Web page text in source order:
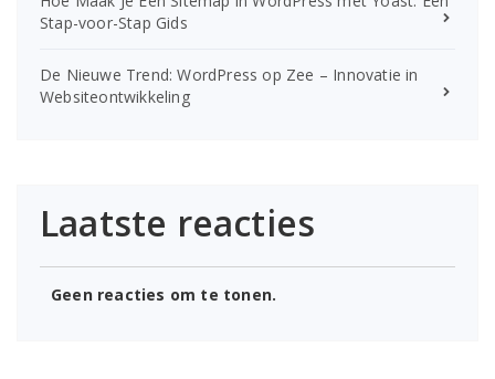
Stap-voor-Stap Gids
De Nieuwe Trend: WordPress op Zee – Innovatie in
Websiteontwikkeling
Laatste reacties
Geen reacties om te tonen.